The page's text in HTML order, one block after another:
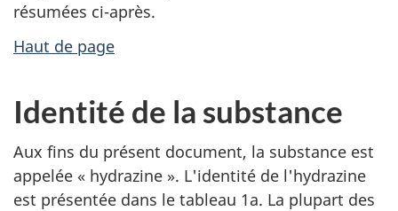
résumées ci-après.
Haut de page
Identité de la substance
Aux fins du présent document, la substance est
appelée « hydrazine ». L'identité de l'hydrazine
est présentée dans le tableau 1a. La plupart des